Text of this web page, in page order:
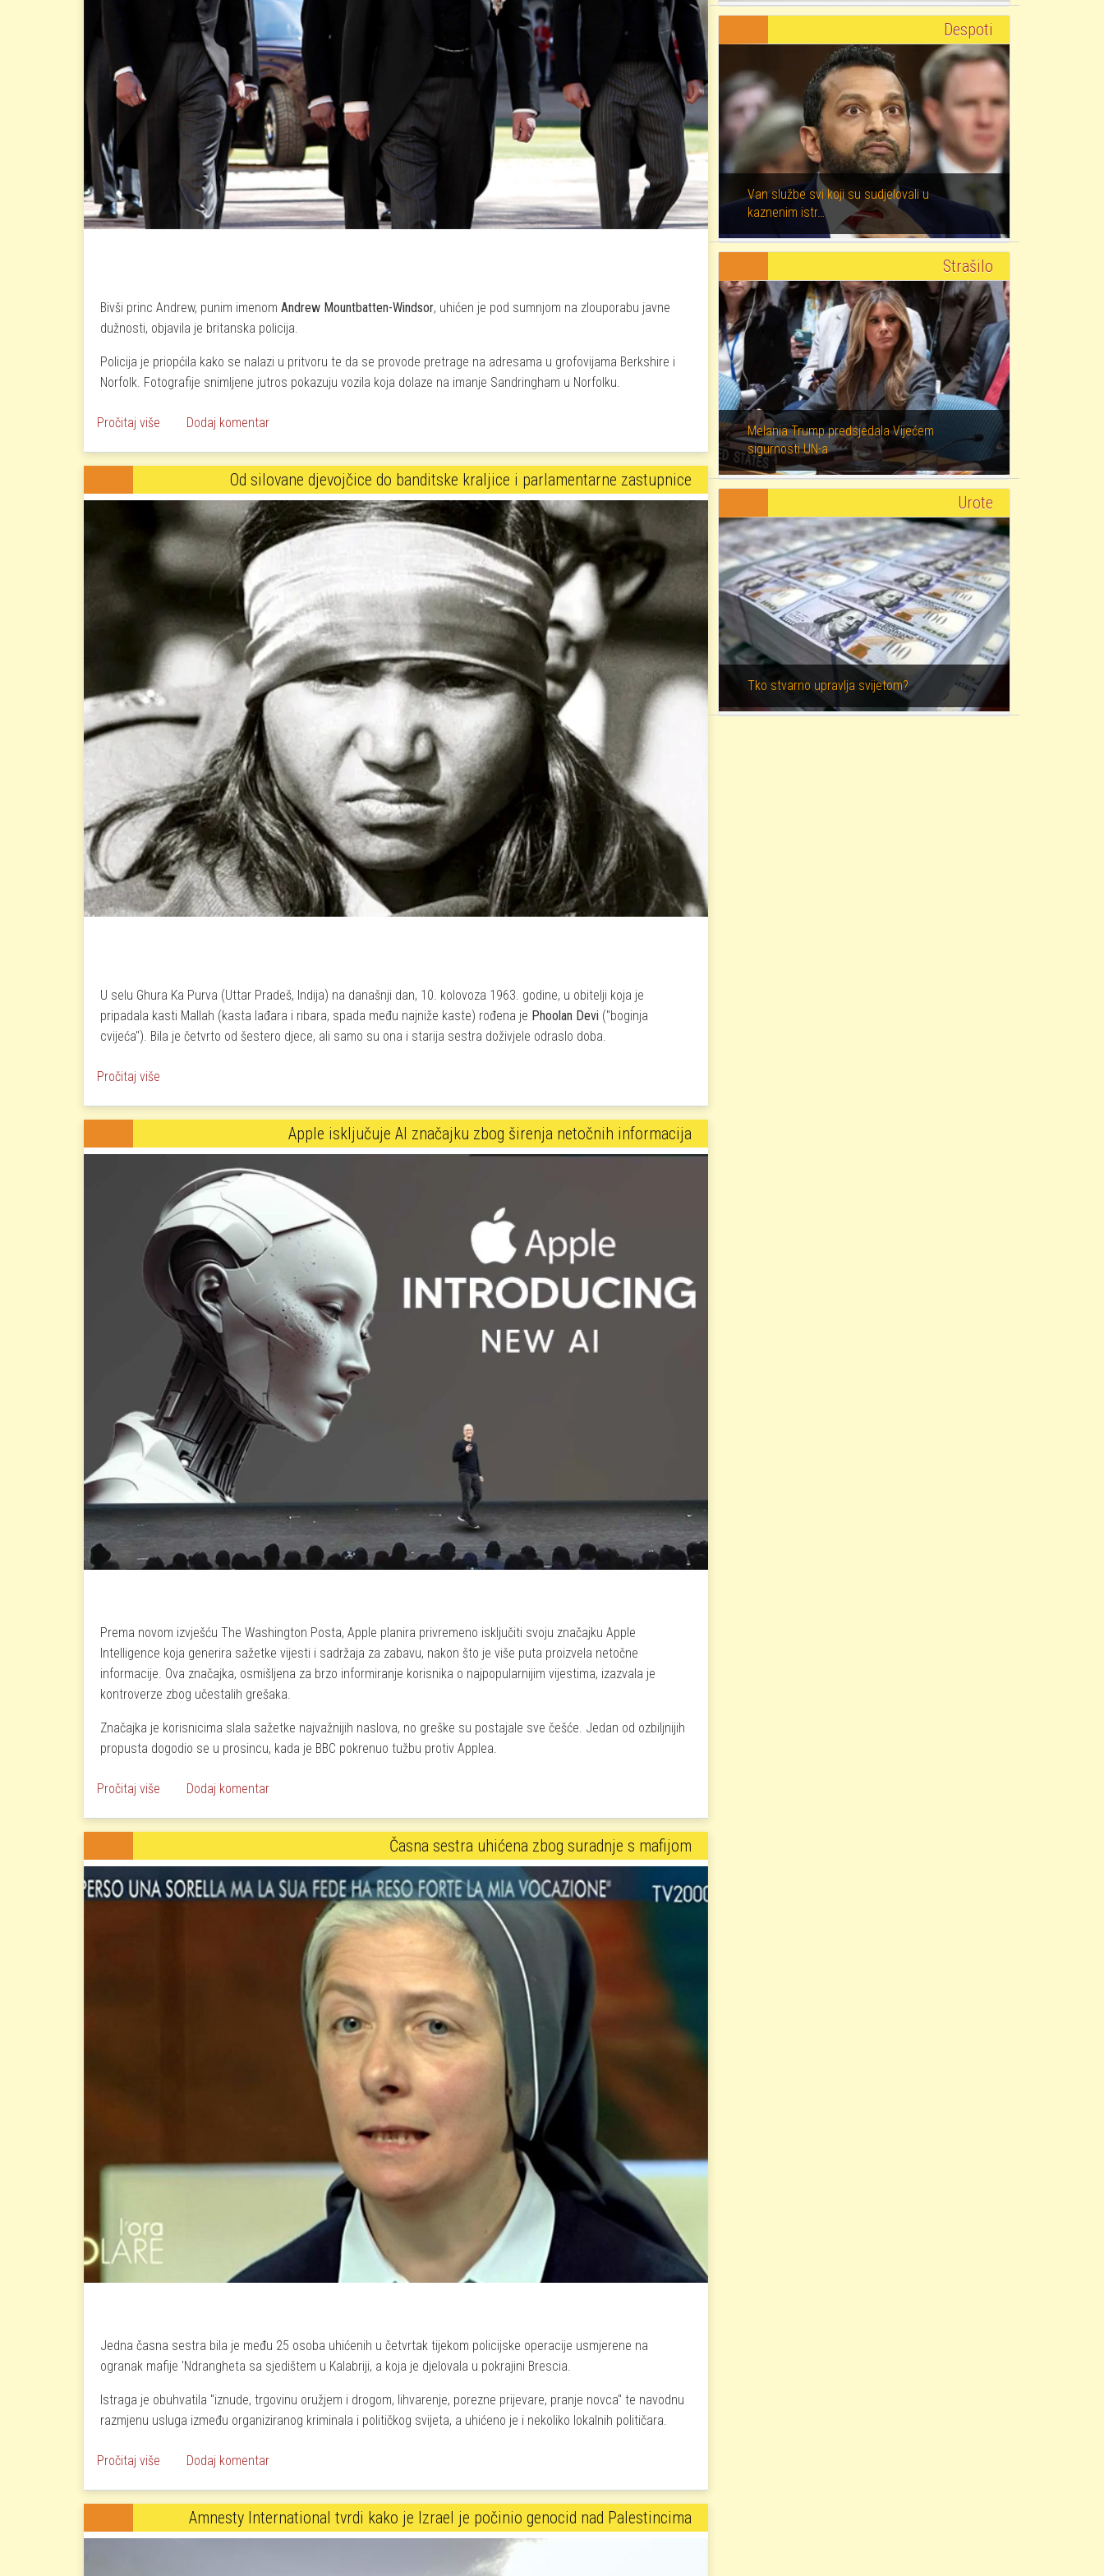
Bivši princ Andrew, punim imenom Andrew Mountbatten-Windsor, uhićen je pod sumnjom na zlouporabu javne
dužnosti, objavila je britanska policija.
Policija je priopćila kako se nalazi u pritvoru te da se provode pretrage na adresama u grofovijama Berkshire i
Norfolk. Fotografije snimljene jutros pokazuju vozila koja dolaze na imanje Sandringham u Norfolku.
Pročitaj više o Uhićen bivši princ Andrew
Dodaj komentar
Od silovane djevojčice do banditske kraljice i parlamentarne zastupnice
U selu Ghura Ka Purva (Uttar Pradeš, Indija) na današnji dan, 10. kolovoza 1963. godine, u obitelji koja je
pripadala kasti Mallah (kasta lađara i ribara, spada među najniže kaste) rođena je Phoolan Devi ("boginja
cvijeća"). Bila je četvrto od šestero djece, ali samo su ona i starija sestra doživjele odraslo doba.
Pročitaj više
Apple isključuje AI značajku zbog širenja netočnih informacija
Prema novom izvješću The Washington Posta, Apple planira privremeno isključiti svoju značajku Apple
Intelligence koja generira sažetke vijesti i sadržaja za zabavu, nakon što je više puta proizvela netočne
informacije. Ova značajka, osmišljena za brzo informiranje korisnika o najpopularnijim vijestima, izazvala je
kontroverze zbog učestalih grešaka.
Značajka je korisnicima slala sažetke najvažnijih naslova, no greške su postajale sve češće. Jedan od ozbiljnijih
propusta dogodio se u prosincu, kada je BBC pokrenuo tužbu protiv Applea.
Pročitaj više o Apple isključuje AI značajku zbog širenja netočnih informacija
Dodaj komentar
Časna sestra uhićena zbog suradnje s mafijom
Jedna časna sestra bila je među 25 osoba uhićenih u četvrtak tijekom policijske operacije usmjerene na
ogranak mafije 'Ndrangheta sa sjedištem u Kalabriji, a koja je djelovala u pokrajini Brescia.
Istraga je obuhvatila "iznude, trgovinu oružjem i drogom, lihvarenje, porezne prijevare, pranje novca" te navodnu
razmjenu usluga između organiziranog kriminala i političkog svijeta, a uhićeno je i nekoliko lokalnih političara.
Pročitaj više o Časna sestra uhićena zbog suradnje s mafijom
Dodaj komentar
Amnesty International tvrdi kako je Izrael je počinio genocid nad Palestincima
Despoti
Van službe svi koji su sudjelovali u
kaznenim istr…
Strašilo
Melania Trump predsjedala Vijećem
sigurnosti UN-a
Urote
Tko stvarno upravlja svijetom?